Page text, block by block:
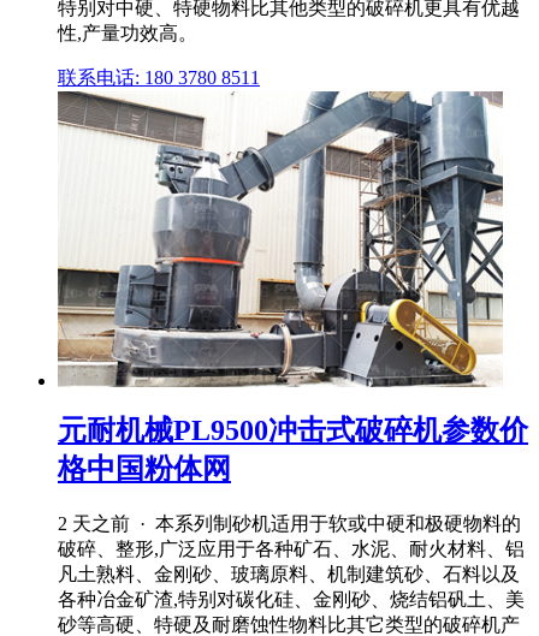
特别对中硬、特硬物料比其他类型的破碎机更具有优越
性,产量功效高。
联系电话: 180 3780 8511
元耐机械PL9500冲击式破碎机参数价
格中国粉体网
2 天之前 · 本系列制砂机适用于软或中硬和极硬物料的
破碎、整形,广泛应用于各种矿石、水泥、耐火材料、铝
凡土熟料、金刚砂、玻璃原料、机制建筑砂、石料以及
各种冶金矿渣,特别对碳化硅、金刚砂、烧结铝矾土、美
砂等高硬、特硬及耐磨蚀性物料比其它类型的破碎机产